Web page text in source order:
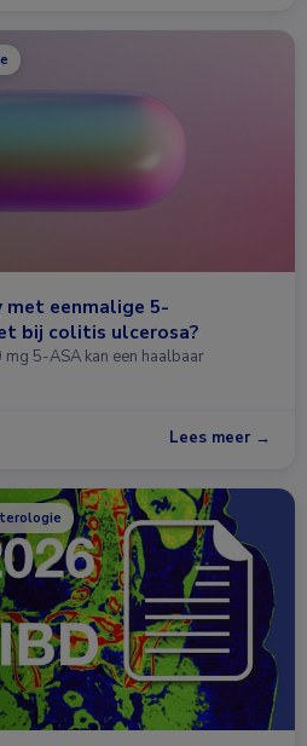
eenmalige 5-
bij colitis ulcerosa?
5-ASA kan een haalbaar
Lees meer →